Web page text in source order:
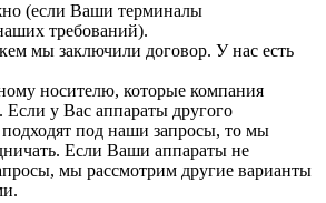
(если Ваши терминалы
требований).
мы заключили договор. У нас есть
носителю, которые компания
у Вас аппараты другого
под наши запросы, то мы
Если Ваши аппараты не
мы рассмотрим другие варианты